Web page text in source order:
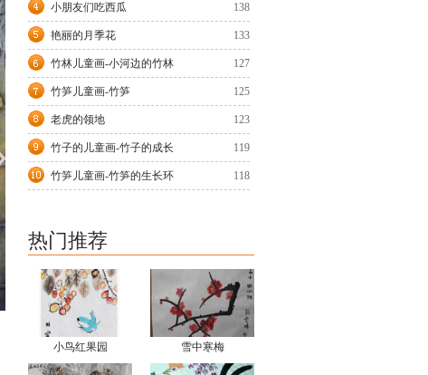
小朋友们吃西瓜 138
艳丽的月季花 133
竹林儿童画-小河边的竹林 127
竹笋儿童画-竹笋 125
老虎的领地 123
竹子的儿童画-竹子的成长 119
竹笋儿童画-竹笋的生长环 118
热门推荐
小鸟红果园 雪中寒梅